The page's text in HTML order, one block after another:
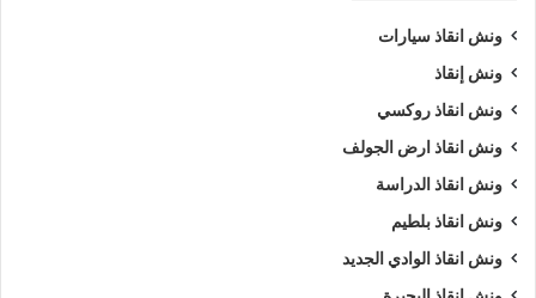
ونش انقاذ سيارات
ونش انقاذ سيارات
ونش إنقاذ
ونش انقاذ روكسي
ونش انقاذ ارض الجولف
ونش انقاذ الدراسة
ونش انقاذ بلطيم
ونش انقاذ الوادي الجديد